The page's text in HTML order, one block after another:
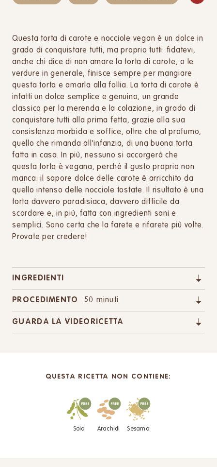
Questa torta di carote e nocciole vegan è un dolce in
grado di conquistare tutti, ma proprio tutti: fidatevi,
anche chi dice di non amare la torta di carote, o le
verdure in generale, finisce sempre per mangiare
questa torta e amarla alla follia. La torta di carote è
infatti un dolce semplice e genuino, un grande
classico per la merenda e la colazione, in grado di
conquistare tutti alla prima fetta, grazie alla sua
consistenza morbida e soffice, oltre che al profumo,
quello che rimanda all'infanzia, di una buona torta
fatta in casa. In più, nessuno si accorgerà che
questa torta è vegana, perché il gusto proprio non
manca: il sapore dolce delle carote è arricchito da
quello intenso delle nocciole tostate. Il risultato è una
torta davvero paradisiaca, davvero difficile da
scordare e, in più, fatta con ingredienti sani e
semplici. Sono certa che la farete e rifarete più volte.
Provate per credere!
INGREDIENTI
PROCEDIMENTO 50 minuti
GUARDA LA VIDEORICETTA
QUESTA RICETTA NON CONTIENE:
Soia Arachidi Sesamo